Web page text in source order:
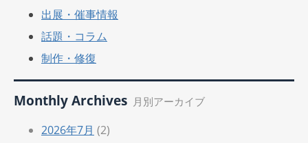
出展・催事情報
話題・コラム
制作・修復
Monthly Archives 月別アーカイブ
2026年7月 (2)